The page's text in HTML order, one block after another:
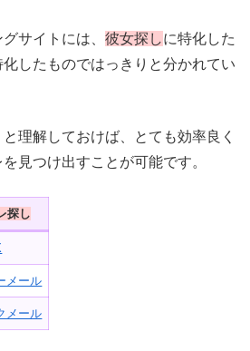
サイトには、 彼女探しに特化した
化したものではっきりと分かれてい
理解しておけば、とても効率良く
見つけ出すことが可能です。
探し
メール
メール